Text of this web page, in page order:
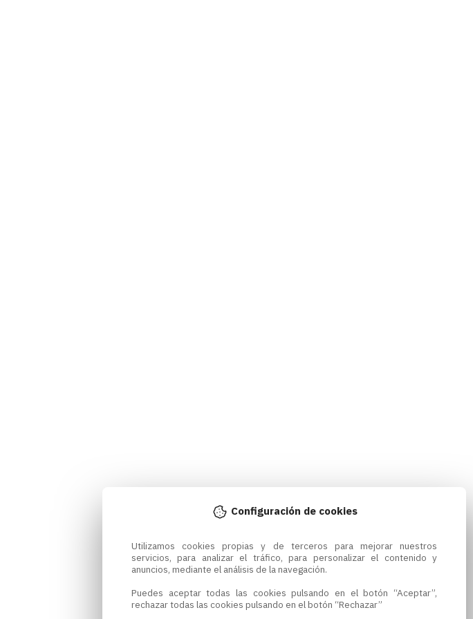
Configuración de cookies
Utilizamos cookies propias y de terceros para mejorar nuestros
servicios, para analizar el tráfico, para personalizar el contenido y
anuncios, mediante el análisis de la navegación.
Puedes aceptar todas las cookies pulsando en el botón “Aceptar”,
rechazar todas las cookies pulsando en el botón “Rechazar”